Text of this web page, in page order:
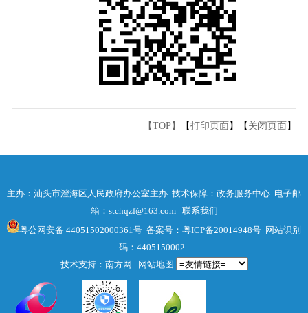
【TOP】 【打印页面】【 关闭页面】
主办：汕头市澄海区人民政府办公室主办 技术保障：政务服务中心 电子邮
箱：stchqzf@163.com 联系我们
粤公网安备 44051502000361号 备案号：粤ICP备20014948号 网站识别
码：4405150002
技术支持：南方网 网站地图